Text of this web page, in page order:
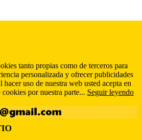
tanto propias como de terceros para
personalizada y ofrecer publicidades
hacer uso de nuestra web usted acepta en
por nuestra parte... Seguir leyendo